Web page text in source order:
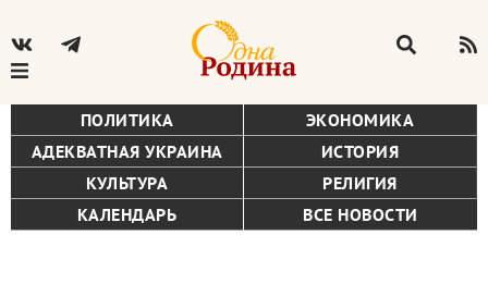
ПОЛИТИКА
ЭКОНОМИКА
АДЕКВАТНАЯ УКРАИНА
ИСТОРИЯ
КУЛЬТУРА
РЕЛИГИЯ
КАЛЕНДАРЬ
ВСЕ НОВОСТИ